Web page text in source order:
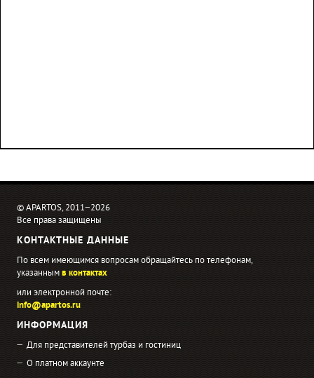
© APARTOS, 2011−2026
Все права защищены
КОНТАКТНЫЕ ДАННЫЕ
По всем имеющимся вопросам обращайтесь по телефонам,
указаннымв контактах
или электронной почте:
info@apartos.ru
ИНФОРМАЦИЯ
Для представителей турбаз и гостиниц
О платном аккаунте